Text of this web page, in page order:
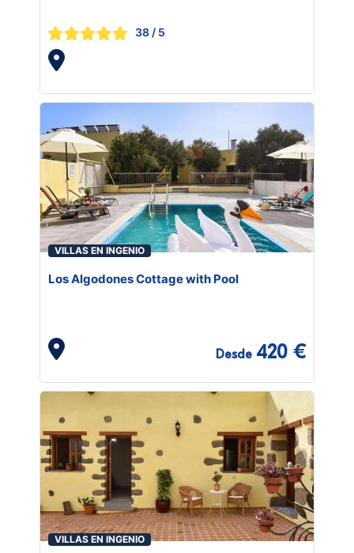
38 / 5
VILLAS EN INGENIO
Los Algodones Cottage with Pool
Desde 420 €
VILLAS EN INGENIO